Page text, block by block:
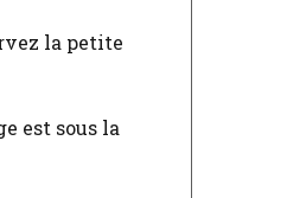
la petite
est sous la